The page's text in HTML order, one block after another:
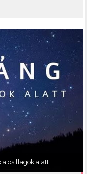
a csillagok alatt